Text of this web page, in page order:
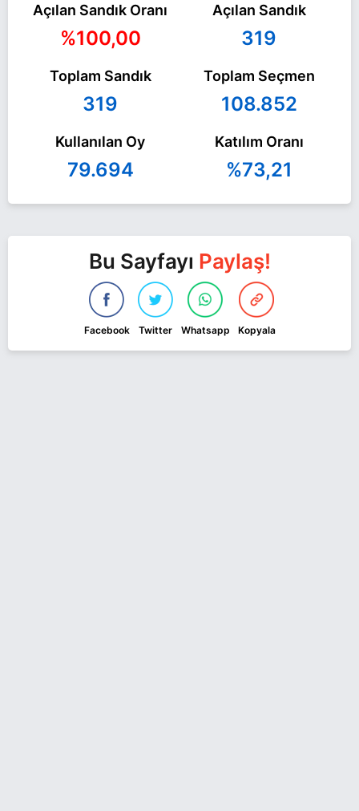
Açılan Sandık Oranı
%100,00
Açılan Sandık
319
Toplam Sandık
319
Toplam Seçmen
108.852
Kullanılan Oy
79.694
Katılım Oranı
%73,21
Bu Sayfayı Paylaş!
Facebook Twitter Whatsapp Kopyala